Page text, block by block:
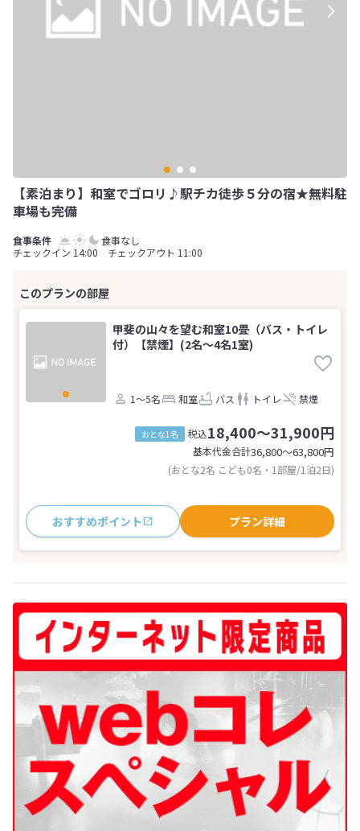
【素泊まり】和室でゴロリ♪駅チカ徒歩５分の宿★無料駐
車場も完備
食事なし
チェックイン 14:00 チェックアウト 11:00
甲斐の山々を望む和室10畳（バス・トイレ
付）【禁煙】(2名～4名1室)
1～5名 和室 バス トイレ 禁煙
おとな1名 税込18,400～31,900円
基本代金合計36,800〜63,800円
(おとな2名 こども0名・1部屋/1泊2日)
おすすめポイント プラン詳細